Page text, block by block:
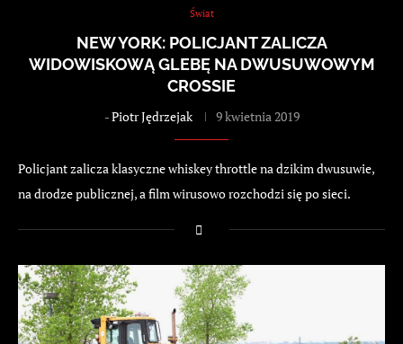
Świat
NEW YORK: POLICJANT ZALICZA
WIDOWISKOWĄ GLEBĘ NA DWUSUWOWYM
CROSSIE
-Piotr Jędrzejak 9 kwietnia 2019
Policjant zalicza klasyczne whiskey throttle na dzikim dwusuwie,
na drodze publicznej, a film wirusowo rozchodzi się po sieci.